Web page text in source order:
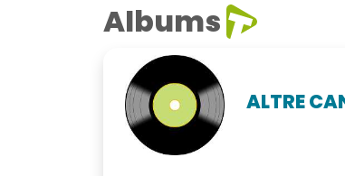
Albums
ALTRE